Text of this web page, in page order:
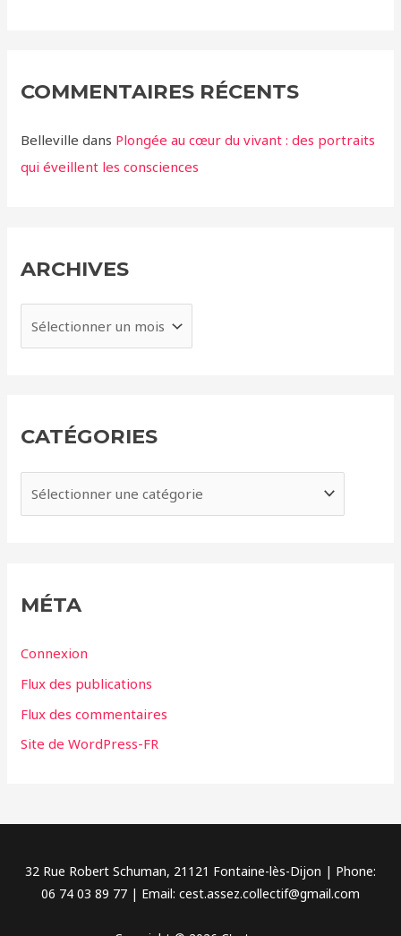
COMMENTAIRES RÉCENTS
Belleville dans Plongée au cœur du vivant : des portraits
qui éveillent les consciences
ARCHIVES
r
e
CATÉGORIES
a
r
MÉTA
Connexion
Flux des publications
Flux des commentaires
Site de WordPress-FR
32 Rue Robert Schuman, 21121 Fontaine-lès-Dijon | Phone:
06 74 03 89 77 | Email: cest.assez.collectif@gmail.com